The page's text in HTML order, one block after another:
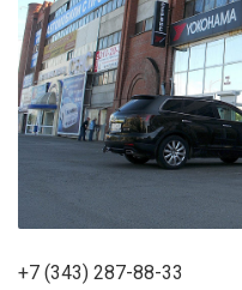
+7 (343) 287-88-33